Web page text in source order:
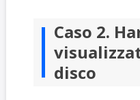
Caso 2.
disco